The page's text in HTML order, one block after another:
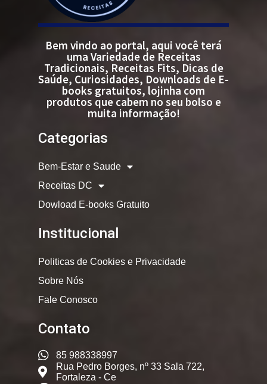
Bem vindo ao portal, aqui você terá
uma Variedade de Receitas
Tradicionais, Receitas Fits, Dicas de
Saúde, Curiosidades, Downloads de E-
books gratuitos, lojinha com
produtos que cabem no seu bolso e
muita informação!
Categorias
Bem-Estar e Saude
Receitas DC
Dowload E-books Gratuito
Institucional
Politicas de Cookies e Privacidade
Sobre Nós
Fale Conosco
Contato
85 988338997
Rua Pedro Borges, nº 33 Sala 722,
Fortaleza - Ce